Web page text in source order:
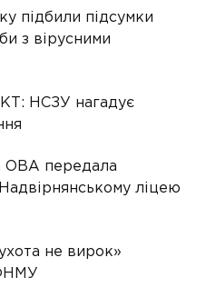
підбили підсумки
з вірусними
НСЗУ нагадує
ОВА передала
ліцею
не вирок»